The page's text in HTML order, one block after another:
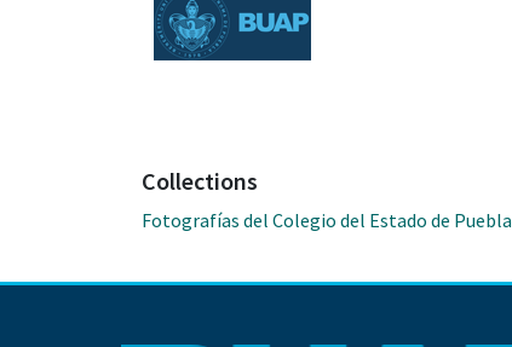
Collections
Fotografías del Colegio del Estado de Puebla